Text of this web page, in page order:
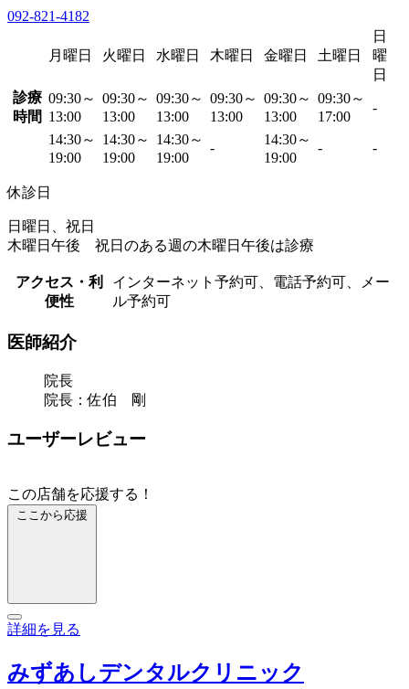
092-821-4182
月曜日 火曜日 水曜日 木曜日 金曜日 土曜日
日
曜
日
診療
時間
09:30～
13:00
09:30～
13:00
09:30～
13:00
09:30～
13:00
09:30～
13:00
09:30～
17:00
-
14:30～
19:00
14:30～
19:00
14:30～
19:00
-
14:30～
19:00
- -
休診日
日曜日、祝日
木曜日午後 祝日のある週の木曜日午後は診療
アクセス・利
便性
インターネット予約可、電話予約可、メー
ル予約可
医師紹介
院長
院長：佐伯 剛
ユーザーレビュー
この店舗を応援する！
ここから応援
詳細を見る
みずあしデンタルクリニック